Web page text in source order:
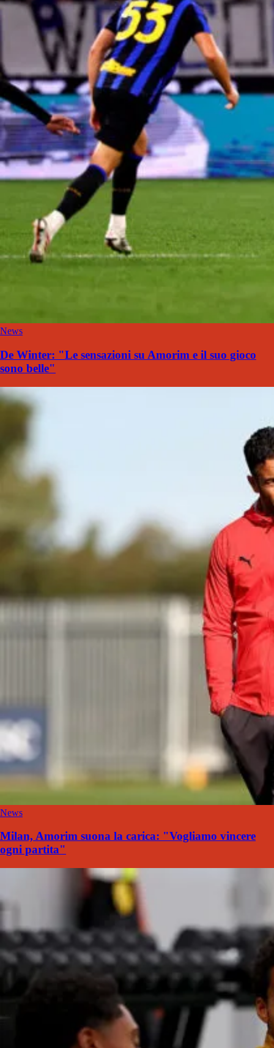
News
De Winter: "Le sensazioni su Amorim e il suo gioco
sono belle"
News
Milan, Amorim suona la carica: "Vogliamo vincere
ogni partita"